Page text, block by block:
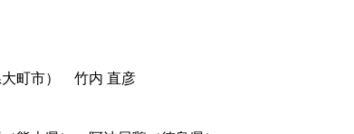
大町市） 竹内 直彦